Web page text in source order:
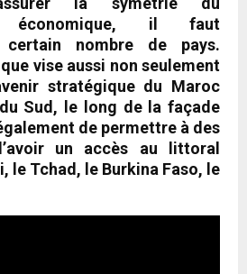
économique, il faut
certain nombre de pays.
vise aussi non seulement
stratégique du Maroc
du Sud, le long de la façade
de permettre à des
un accès au littoral
le Tchad, le Burkina Faso, le